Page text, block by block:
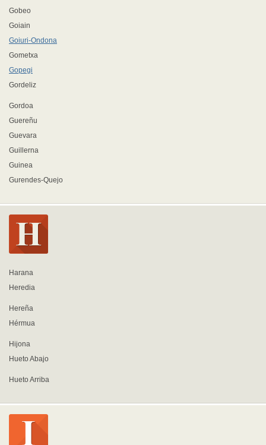
Gobeo
Goiain
Goiuri-Ondona
Gometxa
Gopegi
Gordeliz
Gordoa
Guereñu
Guevara
Guillerna
Guinea
Gurendes-Quejo
Harana
Heredia
Hereña
Hérmua
Hijona
Hueto Abajo
Hueto Arriba